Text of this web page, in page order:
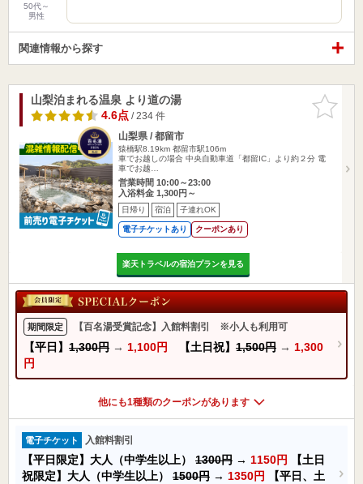
50代～
男性
関連情報から探す
お気に入
りに追加
山梨泊まれる温泉 より道の湯
4.6点/ 234 件
山梨県 / 都留市
猿橋駅8.19km 都留市駅106m
車でお越しの場合 中央自動車道「都留IC」より約２分 電
車でお越…
営業時間 10:00～23:00
入浴料金 1,300円～
日帰り 宿泊 子連れOK
電子チケットあり クーポンあり
楽天トラベルの宿泊プランを見る
期間限定 【百名湯受賞記念】入館料割引 ※小人も利用可
【平日】 1,300円 → 1,100円 【土日祝】 1,500円 → 1,300
円
他にも1種類のクーポンがあります
電子チケット 入館料割引
【平日限定】大人（中学生以上） 1300円 → 1150円
【土日
祝限定】大人（中学生以上） 1500円 → 1350円
【平日、土